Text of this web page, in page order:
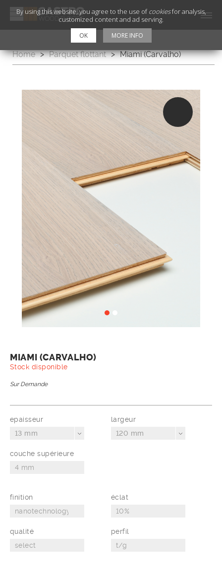
Home > Parquet flottant > Miami (Carvalho)
MIAMI (CARVALHO)
Stock disponible
Sur Demande
epaisseur
13 mm
largeur
120 mm
couche supérieure
finition éclat
qualité perfil
By using this website, you agree to the use ofcookiesfor analysis,
customized content and ad serving.
OK MORE INFO